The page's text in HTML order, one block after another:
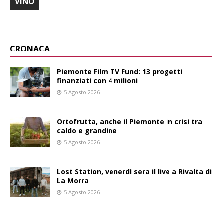
CRONACA
Piemonte Film TV Fund: 13 progetti
finanziati con 4 milioni
5 Agosto 2026
Ortofrutta, anche il Piemonte in crisi tra
caldo e grandine
5 Agosto 2026
Lost Station, venerdì sera il live a Rivalta di
La Morra
5 Agosto 2026